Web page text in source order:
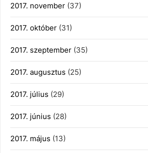
2017. november (37)
2017. október (31)
2017. szeptember (35)
2017. augusztus (25)
2017. július (29)
2017. június (28)
2017. május (13)